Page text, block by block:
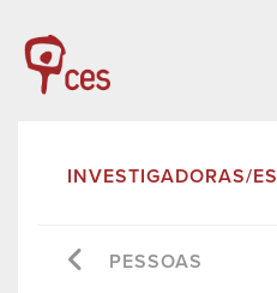
INVESTIGADORAS/ES
PESSOAS